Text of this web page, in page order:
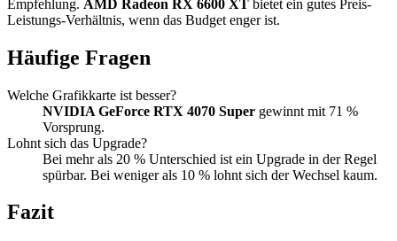
Empfehlung. AMD Radeon RX 6600 XT bietet ein gutes Preis-
Leistungs-Verhältnis, wenn das Budget enger ist.
Häufige Fragen
Welche Grafikkarte ist besser?
NVIDIA GeForce RTX 4070 Super gewinnt mit 71 %
Vorsprung.
Lohnt sich das Upgrade?
Bei mehr als 20 % Unterschied ist ein Upgrade in der Regel
spürbar. Bei weniger als 10 % lohnt sich der Wechsel kaum.
Fazit